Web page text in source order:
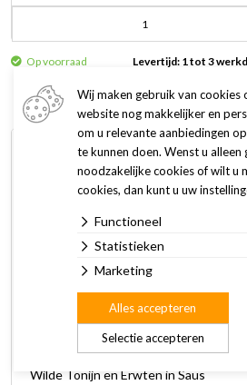
Op voorraad Levertijd: 1 tot 3
Omschrijving Specificaties
De Iams maaltijdzakjes zijn een
voor jouw kat. In deze box van 48
smaken aanwezig om jouw kat elke
kunnen bieden.
Aanwezige smaken:
Hartige Kip en Kalkoen in Saus
Lam en Rode Paprika in Saus
Wilde Tonijn en Erwten in Saus
Wij maken gebruik van cookies
website nog makkelijker en
om u relevante aanbiedingen
te kunnen doen. Wenst u alleen
noodzakelijke cookies of wilt u
cookies, dan kunt u uw
Functioneel
Statistieken
Marketing
Selectie accepteren
Alles accepteren